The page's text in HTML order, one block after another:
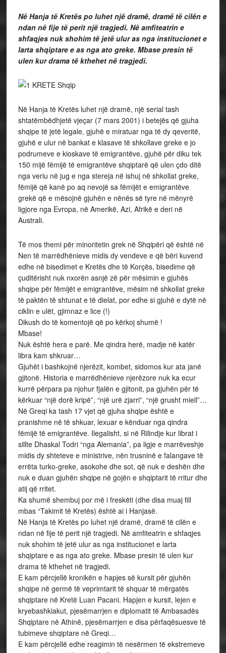
Në Hanja të Kretës po luhet një dramë, dramë të cilën e
ndan në fije të perit një tragjedi. Në amfiteatrin e
shfaqjes nuk shohim të jetë ulur as nga institucionet e
larta shqiptare e as nga ato greke. Mbase presin të
ulen kur drama të kthehet në tragjedi.
Në Hanja të Kretës luhet një dramë, një serial tash
shtatëmbëdhjetë vjeçar (7 mars 2001) i betejës që gjuha
shqipe të jetë legale, gjuhë e miratuar nga të dy qeveritë,
gjuhë e ulur në bankat e klasave të shkollave greke e jo
podrumeve e kioskave të emigrantëve, gjuhë për diku tek
150 mijë fëmijë të emigrantëve shqiptarë që ulen çdo ditë
nga veriu në jug e nga stereja në ishuj në shkollat greke,
fëmijë që kanë po aq nevojë sa fëmijët e emigrantëve
grekë që e mësojnë gjuhën e nënës së tyre në mënyrë
ligjore nga Evropa, në Amerikë, Azi, Afrikë e deri në
Australi.
Të mos themi për minoritetin grek në Shqipëri që është në
Nen të marrëdhënieve midis dy vendeve e që bëri kuvend
edhe në bisedimet e Kretës dhe të Korçës, bisedime që
çuditërisht nuk nxorën asnjë zë për mësimin e gjuhës
shqipe për fëmijët e emigrantëve, mësim në shkollat greke
të paktën të shtunat e të dielat, por edhe si gjuhë e dytë në
ciklin e ulët, gjimnaz e lice (!)
Dikush do të komentojë që po kërkoj shumë !
Mbase!
Nuk është hera e parë. Me qindra herë, madje në katër
libra kam shkruar…
Gjuhët i bashkojnë njerëzit, kombet, sidomos kur ata janë
gjitonë. Historia e marrëdhënieve njerëzore nuk ka ecur
kurrë përpara pa njohur fjalën e gjitonit, pa gjuhën për të
kërkuar “një dorë kripë”, “një urë zjarri”, “një grusht miell”…
Në Greqi ka tash 17 vjet që gjuha shqipe është e
pranishme në të shkuar, lexuar e kënduar nga qindra
fëmijë të emigrantëve. Ilegalisht, si në Rilindje kur librat i
sillte Dhaskal Todri “nga Alemania”, pa ligje e marrëveshje
midis dy shteteve e ministrive, nën trusninë e falangave të
errëta turko-greke, asokohe dhe sot, që nuk e deshën dhe
nuk e duan gjuhën shqipe në gojën e shqiptarit të rritur dhe
atij që rritet.
Ka shumë shembuj por më i freskëti (dhe disa muaj fill
mbas “Takimit të Kretës) është ai i Hanjasë.
Në Hanja të Kretës po luhet një dramë, dramë të cilën e
ndan në fije të perit një tragjedi. Në amfiteatrin e shfaqjes
nuk shohim të jetë ulur as nga institucionet e larta
shqiptare e as nga ato greke. Mbase presin të ulen kur
drama të kthehet në tragjedi.
E kam përcjellë kronikën e hapjes së kursit për gjuhën
shqipe në germë të veprimtarit të shquar të mërgatës
shqiptare në Kretë Luan Pacani. Hapjen e kursit, lejen e
kryebashkiakut, pjesëmarrjen e diplomatit të Ambasadës
Shqiptare në Athinë, pjesëmarrjen e disa përfaqësuesve të
tubimeve shqiptare në Greqi…
E kam përcjellë edhe reagimin të nesërmen të ekstremeve